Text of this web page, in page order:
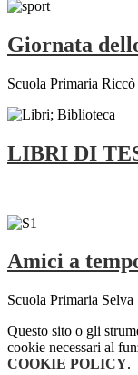
Giornata
Scuola Primaria Riccò
LIBRI DI
Amici a
Scuola Primaria Selva
Questo sito o gli
cookie necessari al
COOKIE POLICY.